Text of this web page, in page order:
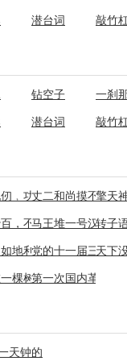
潜台词 敲竹
钻空子 一刹
潜台词 敲竹
﹐功亏一篑
丈二和尚摸不着头
擎天
，不如一鹗
马王堆一号汉墓帛
转子
地利不如人
党的十一届三中全
天下
棵树上吊死
第一次国内革命战争
天钟的反义词